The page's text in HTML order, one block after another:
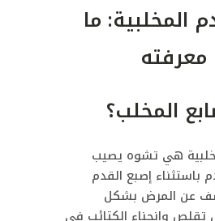
المخلبية: ما
معرفته
المخلب؟
هي تشوه يصيب
باستثناء إصبع القدم
عن المرض بشكل
وانحناء الكتائب في